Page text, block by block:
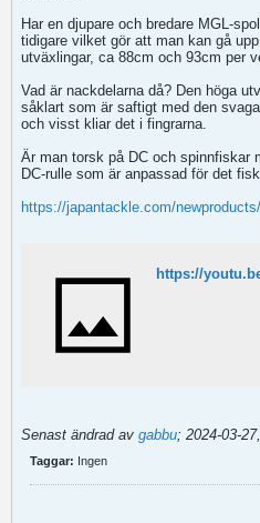
Har en djupare och bredare MGL-
tidigare vilket gör att man kan gå
utväxlingar, ca 88cm och 93cm per
Vad är nackdelarna då? Den höga
såklart som är saftigt med den
och visst kliar det i fingrarna.
Är man torsk på DC och spinnfiskar
DC-rulle som är anpassad för det
https://japantackle.com/
https://
Senast ändrad av gabbu; 2024-03-
Taggar: Ingen